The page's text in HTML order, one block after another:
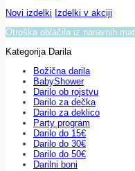
Novi izdelki Izdelki v akciji
Otroška oblačila iz naravnih
Kategorija Darila
Božična darila
BabyShower
Darilo ob rojstvu
Darilo za dečka
Darilo za deklico
Party program
Darilo do 15€
Darilo do 30€
Darilo do 50€
Darilni boni